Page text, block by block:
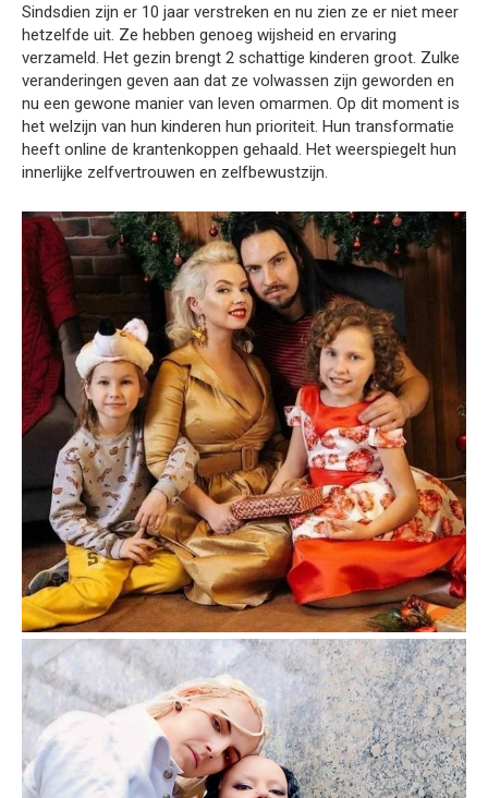
Sindsdien zijn er 10 jaar verstreken en nu zien ze er niet meer
hetzelfde uit. Ze hebben genoeg wijsheid en ervaring
verzameld. Het gezin brengt 2 schattige kinderen groot. Zulke
veranderingen geven aan dat ze volwassen zijn geworden en
nu een gewone manier van leven omarmen. Op dit moment is
het welzijn van hun kinderen hun prioriteit. Hun transformatie
heeft online de krantenkoppen gehaald. Het weerspiegelt hun
innerlijke zelfvertrouwen en zelfbewustzijn.